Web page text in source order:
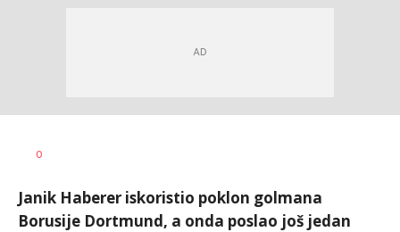
AUTOR
0
Janik Haberer iskoristio poklon golmana
Borusije Dortmund, a onda poslao još jedan